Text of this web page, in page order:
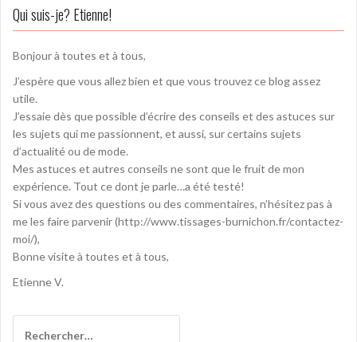
i
g
a
t
i
o
n
d
e
l
’
a
Qui suis-je? Etienne!
Bonjour à toutes et à tous,
J’espère que vous allez bien et que vous trouvez ce blog assez
utile.
J’essaie dès que possible d’écrire des conseils et des astuces sur
les sujets qui me passionnent, et aussi, sur certains sujets
d’actualité ou de mode.
Mes astuces et autres conseils ne sont que le fruit de mon
expérience. Tout ce dont je parle…a été testé!
Si vous avez des questions ou des commentaires, n’hésitez pas à
me les faire parvenir (http://www.tissages-burnichon.fr/contactez-
moi/),
Bonne visite à toutes et à tous,
Etienne V.